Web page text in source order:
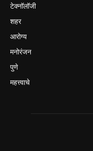
टेक्नॉलॉजी
शहर
आरोग्य
मनोरंजन
पुणे
महत्त्वाचे